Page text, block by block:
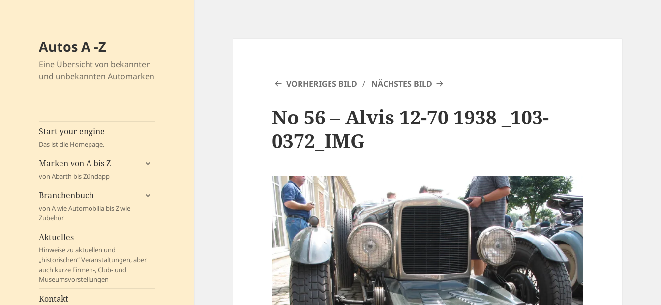
Autos A -Z
Eine Übersicht von bekannten
und unbekannten Automarken
Start your engine
Das ist die Homepage.
Marken von A bis Z
von Abarth bis Zündapp
untermenü
Branchenbuch
von A wie Automobilia bis Z wie
Zubehör
untermenü
Aktuelles
Hinweise zu aktuellen und
„historischen“ Veranstaltungen, aber
auch kurze Firmen-, Club- und
Museumsvorstellungen
Kontakt
VORHERIGES BILD NÄCHSTES BILD
No 56 – Alvis 12-70 1938 _103-
0372_IMG